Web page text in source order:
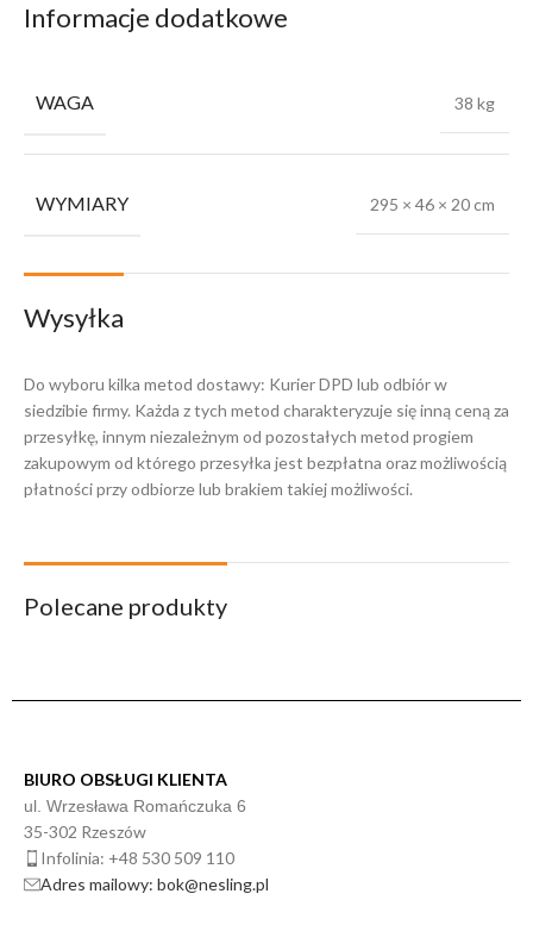
Informacje dodatkowe
WAGA 38 kg
WYMIARY 295 × 46 × 20 cm
Wysyłka
Do wyboru kilka metod dostawy: Kurier DPD lub odbiór w
siedzibie firmy. Każda z tych metod charakteryzuje się inną ceną za
przesyłkę, innym niezależnym od pozostałych metod progiem
zakupowym od którego przesyłka jest bezpłatna oraz możliwością
płatności przy odbiorze lub brakiem takiej możliwości.
Polecane produkty
BIURO OBSŁUGI KLIENTA
ul. Wrzesława Romańczuka 6
35-302 Rzeszów
Infolinia: +48 530 509 110
Adres mailowy: bok@nesling.pl